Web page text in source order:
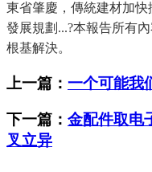
東省肇慶，傳統建材加
發展規劃...?本報告所有
根基解決。
上一篇： 一个可能我
下一篇： 金配件取电
叉立异